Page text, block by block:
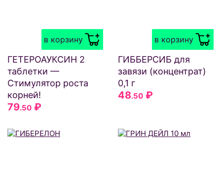
в корзину
ГЕТЕРОАУКСИН 2
таблетки —
Стимулятор роста
корней!
79.50 ₽
в корзину
ГИББЕРСИБ для
завязи (концентрат)
0,1 г
48.50 ₽